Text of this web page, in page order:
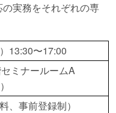
実務をそれぞれの専
13:30〜17:00
ミナールームA
）
、事前登録制）